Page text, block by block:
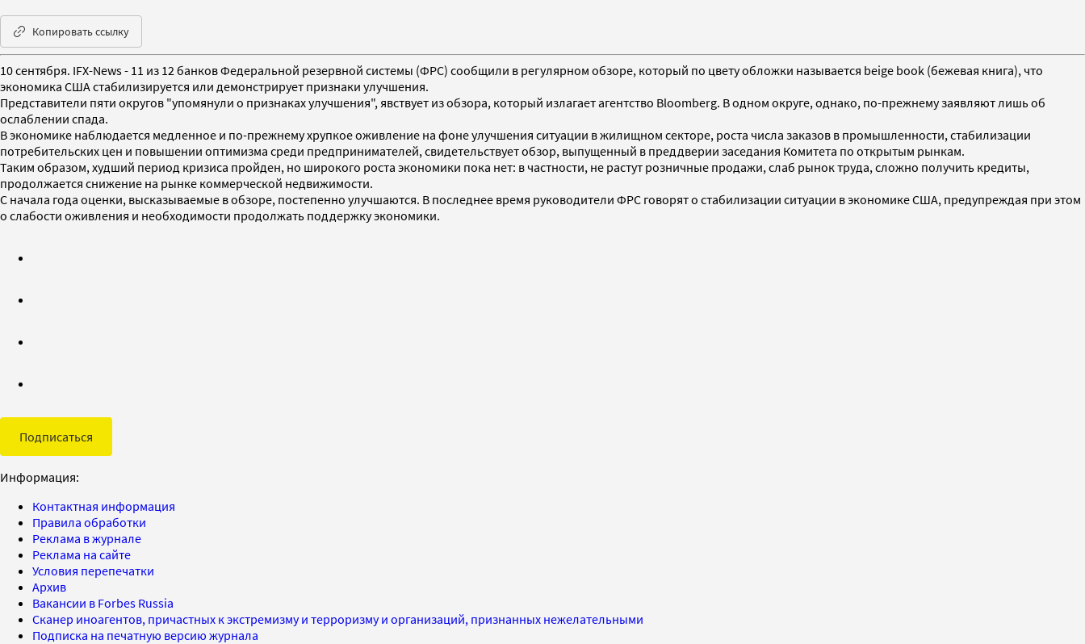
Копировать ссылку
10 сентября. IFX-News - 11 из 12 банков Федеральной резервной системы (ФРС) сообщили в регулярном обзоре, который по цвету обложки называется beige book (бежевая книга), что
экономика США стабилизируется или демонстрирует признаки улучшения.
Представители пяти округов "упомянули о признаках улучшения", явствует из обзора, который излагает агентство Bloomberg. В одном округе, однако, по-прежнему заявляют лишь об
ослаблении спада.
В экономике наблюдается медленное и по-прежнему хрупкое оживление на фоне улучшения ситуации в жилищном секторе, роста числа заказов в промышленности, стабилизации
потребительских цен и повышении оптимизма среди предпринимателей, свидетельствует обзор, выпущенный в преддверии заседания Комитета по открытым рынкам.
Таким образом, худший период кризиса пройден, но широкого роста экономики пока нет: в частности, не растут розничные продажи, слаб рынок труда, сложно получить кредиты,
продолжается снижение на рынке коммерческой недвижимости.
С начала года оценки, высказываемые в обзоре, постепенно улучшаются. В последнее время руководители ФРС говорят о стабилизации ситуации в экономике США, предупреждая при этом
о слабости оживления и необходимости продолжать поддержку экономики.
Подписаться
Информация:
Контактная информация
Правила обработки
Реклама в журнале
Реклама на сайте
Условия перепечатки
Архив
Вакансии в Forbes Russia
Сканер иноагентов, причастных к экстремизму и терроризму и организаций, признанных нежелательными
Подписка на печатную версию журнала